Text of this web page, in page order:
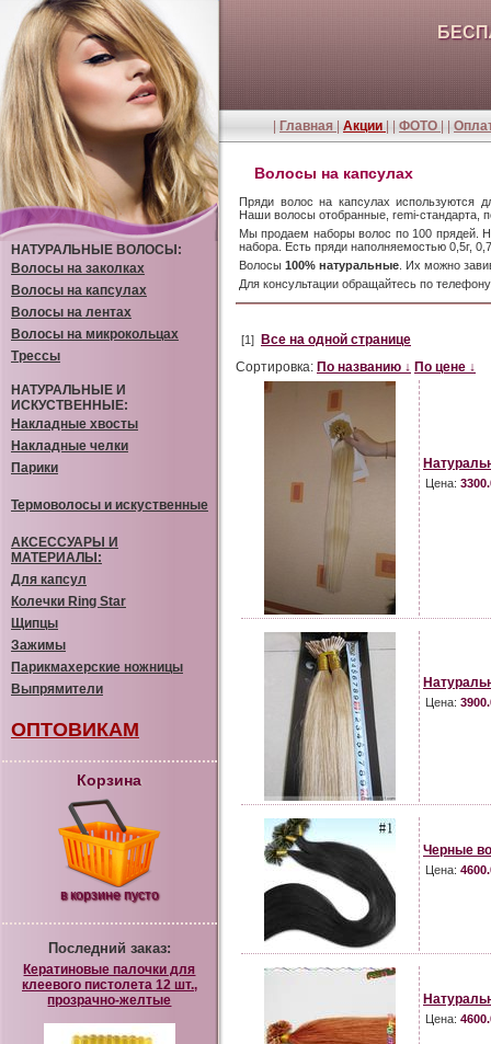
Главная Акции ФОТО
НАТУРАЛЬНЫЕ ВОЛОСЫ:
Волосы на заколках
Волосы на капсулах
Волосы на лентах
Волосы на микрокольцах
Трессы
НАТУРАЛЬНЫЕ И
ИСКУСТВЕННЫЕ:
Накладные хвосты
Накладные челки
Парики
Термоволосы и искуственные
АКСЕССУАРЫ И
МАТЕРИАЛЫ:
Для капсул
Колечки Ring Star
Щипцы
Зажимы
Парикмахерские ножницы
Выпрямители
ОПТОВИКАМ
Корзина
в корзине пусто
Последний заказ:
Кератиновые палочки для
клеевого пистолета 12 шт.,
прозрачно-желтые
Волосы на капсулах
Пряди волос на капсулах используются
Наши волосы отобранные, remi-стандарта,
Мы продаем наборы волос по 100 прядей.
набора. Есть пряди наполняемостью 0,5г,
Волосы 100% натуральные . Их можно
Для консультации обращайтесь по
[1]
Все на одной странице
Сортировка: По названию ↓ По цене ↓
Цена:
Цена:
Черные
Цена:
Цена: